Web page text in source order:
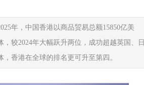
年，中国香港以商品贸易总额15850亿美
较2024年大幅跃升两位，成功超越英国、日
香港在全球的排名更可升至第四。